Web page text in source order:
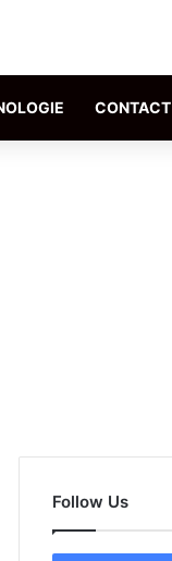
CONTACT
Follow Us